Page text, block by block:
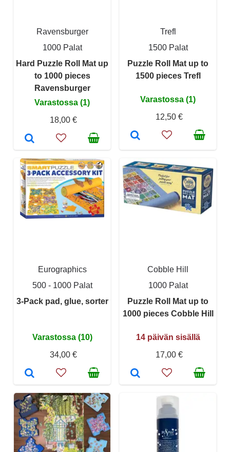
Ravensburger
1000 Palat
Hard Puzzle Roll Mat up
to 1000 pieces
Ravensburger
Varastossa (1)
18,00 €
Trefl
1500 Palat
Puzzle Roll Mat up to
1500 pieces Trefl
Varastossa (1)
12,50 €
Eurographics
500 - 1000 Palat
3-Pack pad, glue, sorter
Varastossa (10)
34,00 €
Cobble Hill
1000 Palat
Puzzle Roll Mat up to
1000 pieces Cobble Hill
14 päivän sisällä
17,00 €